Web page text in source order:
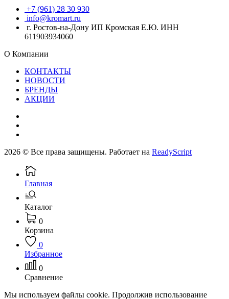
+7 (961) 28 30 930
info@kromart.ru
г. Ростов-на-Дону ИП Кромская Е.Ю. ИНН
611903934060
О Компании
КОНТАКТЫ
НОВОСТИ
БРЕНДЫ
АКЦИИ
2026 © Все права защищены. Работает на ReadyScript
Главная
Каталог
0
Корзина
0
Избранное
0
Сравнение
Мы используем файлы cookie. Продолжив использование